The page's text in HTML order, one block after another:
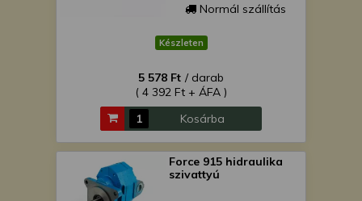
Normál szállítás
Készleten
5 578 Ft / darab
( 4 392 Ft + ÁFA )
Kosárba
Force 915 hidraulika
szivattyú